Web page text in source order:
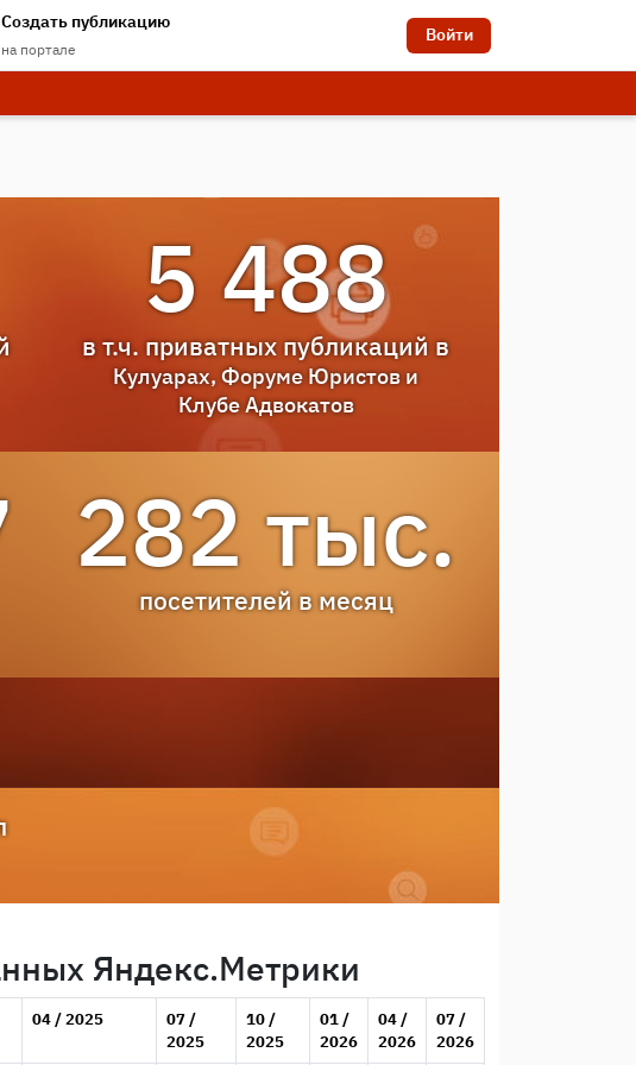
Создать публикацию
на портале
Войти
5 488
в т.ч. приватных публикаций в
Кулуарах,Форуме Юристови
Клубе Адвокатов
282 тыс.
посетителей в месяц
Яндекс.Метрики
04 / 2025
07 /
2025
10 /
2025
01 /
2026
04 /
2026
07 /
2026